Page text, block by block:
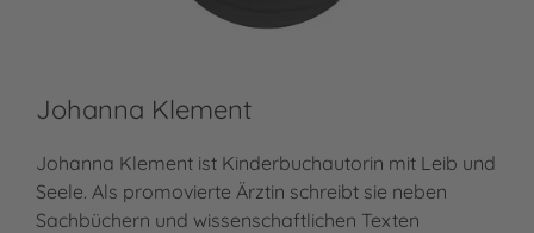
Johanna Klement
Johanna Klement ist Kinderbuchautorin mit Leib und
Seele. Als promovierte Ärztin schreibt sie neben
Sachbüchern und wissenschaftlichen Texten